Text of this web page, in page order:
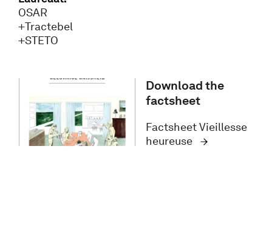
OSAR
+Tractebel
+STETO
Download the
factsheet
Factsheet Vieillesse
heureuse